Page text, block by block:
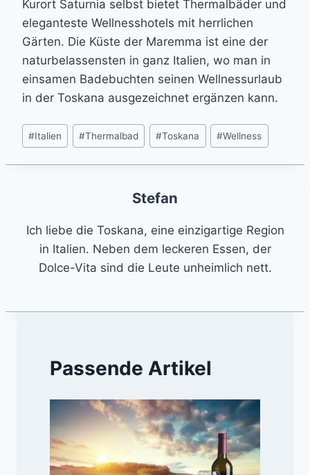
Kurort Saturnia selbst bietet Thermalbäder und
eleganteste Wellnesshotels mit herrlichen
Gärten. Die Küste der Maremma ist eine der
naturbelassensten in ganz Italien, wo man in
einsamen Badebuchten seinen Wellnessurlaub
in der Toskana ausgezeichnet ergänzen kann.
Post
Tags:
#Italien #Thermalbad #Toskana #Wellness
Stefan
Ich liebe die Toskana, eine einzigartige Region
in Italien. Neben dem leckeren Essen, der
Dolce-Vita sind die Leute unheimlich nett.
Passende Artikel